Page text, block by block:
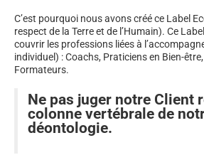
C’est pourquoi nous avons créé ce Label
respect de la Terre et de l’Humain). Ce
couvrir les professions liées à
individuel) : Coachs, Praticiens en Bien-
Formateurs.
Ne pas juger notre Client
colonne vertébrale de
déontologie.